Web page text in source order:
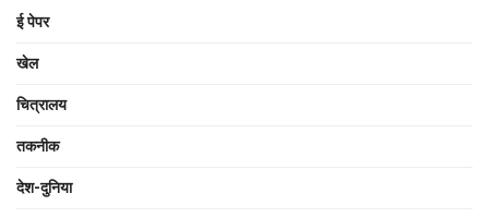
ई पेपर
खेल
चित्रालय
तकनीक
देश-दुनिया